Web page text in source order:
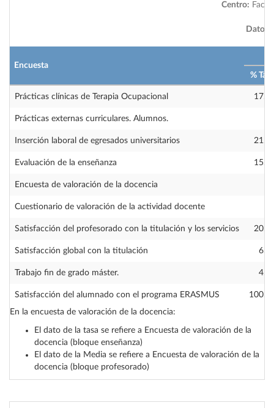
Centro:
Datos
Encuesta
% Tasa
Prácticas clínicas de Terapia Ocupacional
Prácticas externas curriculares. Alumnos.
Inserción laboral de egresados universitarios
Evaluación de la enseñanza
Encuesta de valoración de la docencia
Cuestionario de valoración de la actividad docente
Satisfacción del profesorado con la titulación y los servicios
Satisfacción global con la titulación
Trabajo fin de grado máster.
Satisfacción del alumnado con el programa ERASMUS
En la encuesta de valoración de la docencia:
El dato de la tasa se refiere a Encuesta de valoración de la
docencia (bloque enseñanza)
El dato de la Media se refiere a Encuesta de valoración de la
docencia (bloque profesorado)